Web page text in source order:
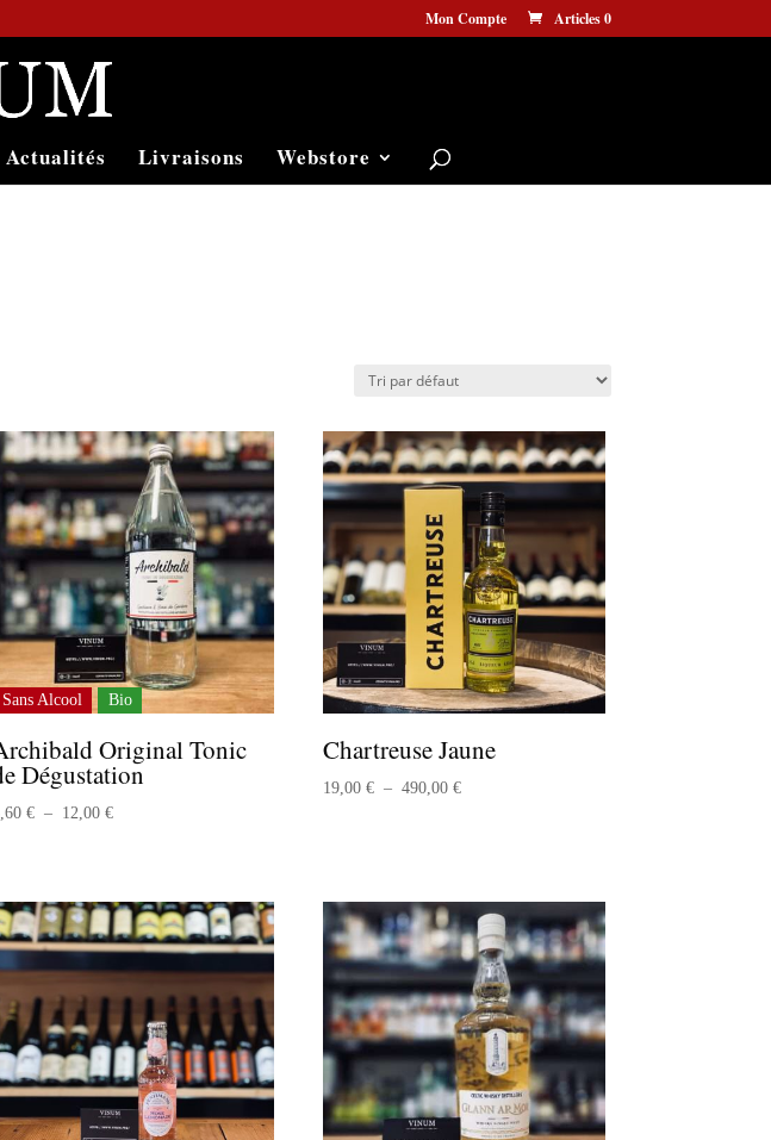
Mon Compte Articles 0
Actualités Livraisons Webstore
Sans Alcool Bio
Original Tonic
Dégustation
€ – 12,00€Plage
à
12,00 €
Chartreuse Jaune
19,00€ – 490,00€Plage
490,00 €